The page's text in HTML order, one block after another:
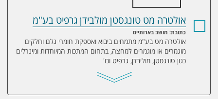
אולטרה מט טונגסטן מולבידן גרפיט בע"מ
כתובת: מושב בארותיים
אולטרה מט בע"מ מתמחים ביבוא ואספקת חומרי גלם וחלקים
מוגמרים או מוגמרים למחצה, בתחום המתכות המיוחדות ומינרלים
כגון טונגסטן, מוליבדן, גרפיט וכו'